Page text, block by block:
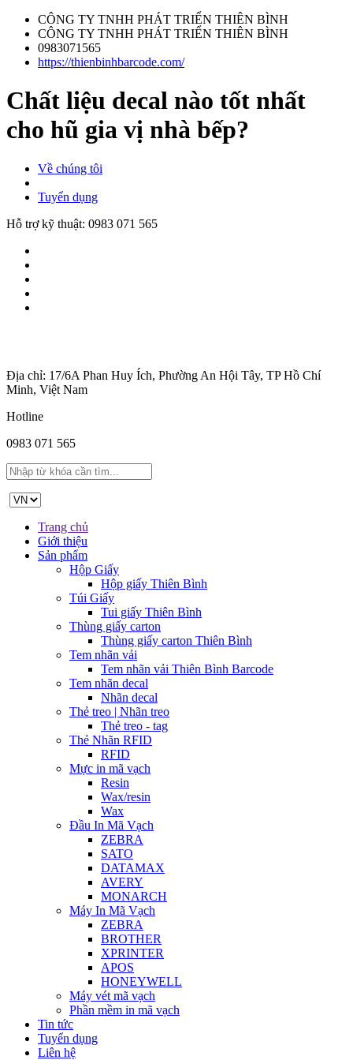
CÔNG TY TNHH PHÁT TRIỂN THIÊN BÌNH
CÔNG TY TNHH PHÁT TRIỂN THIÊN BÌNH
0983071565
https://thienbinhbarcode.com/
Chất liệu decal nào tốt nhất
cho hũ gia vị nhà bếp?
Về chúng tôi
Tuyển dụng
Hỗ trợ kỹ thuật: 0983 071 565
Địa chỉ: 17/6A Phan Huy Ích, Phường An Hội Tây, TP Hồ Chí
Minh, Việt Nam
Hotline
0983 071 565
Trang chủ
Giới thiệu
Sản phẩm
Hộp Giấy
Hộp giấy Thiên Bình
Túi Giấy
Tui giấy Thiên Bình
Thùng giấy carton
Thùng giấy carton Thiên Bình
Tem nhãn vải
Tem nhãn vải Thiên Bình Barcode
Tem nhãn decal
Nhãn decal
Thẻ treo | Nhãn treo
Thẻ treo - tag
Thẻ Nhãn RFID
RFID
Mực in mã vạch
Resin
Wax/resin
Wax
Đầu In Mã Vạch
ZEBRA
SATO
DATAMAX
AVERY
MONARCH
Máy In Mã Vạch
ZEBRA
BROTHER
XPRINTER
APOS
HONEYWELL
Máy vét mã vạch
Phần mềm in mã vạch
Tin tức
Tuyển dụng
Liên hệ